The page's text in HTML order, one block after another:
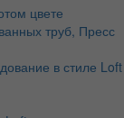
цвете
труб, Пресс
в стиле Loft